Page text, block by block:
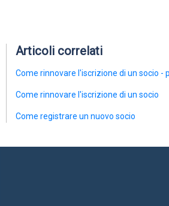
Articoli correlati
Come rinnovare l'iscrizione di un socio -
Come rinnovare l'iscrizione di un socio
Come registrare un nuovo socio